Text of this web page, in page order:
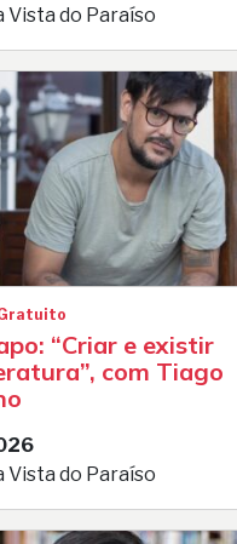
Vista do Paraíso
“Criar e existir
com Tiago
Vista do Paraíso